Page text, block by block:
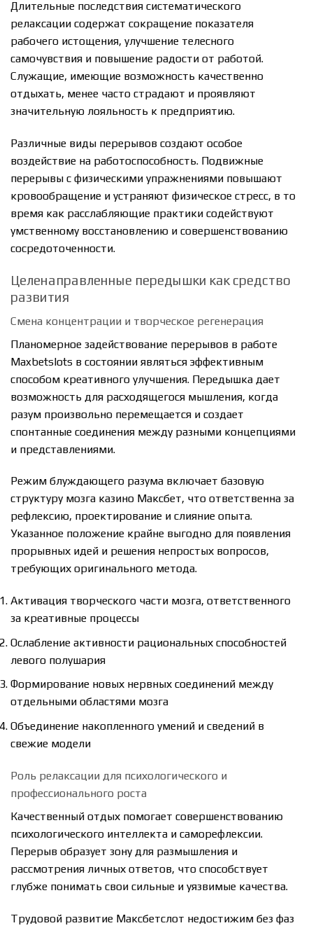
Длительные последствия систематического
релаксации содержат сокращение показателя
рабочего истощения, улучшение телесного
самочувствия и повышение радости от работой.
Служащие, имеющие возможность качественно
отдыхать, менее часто страдают и проявляют
значительную лояльность к предприятию.
Различные виды перерывов создают особое
воздействие на работоспособность. Подвижные
перерывы с физическими упражнениями повышают
кровообращение и устраняют физическое стресс, в то
время как расслабляющие практики содействуют
умственному восстановлению и совершенствованию
сосредоточенности.
Целенаправленные передышки как средство
развития
Смена концентрации и творческое регенерация
Планомерное задействование перерывов в работе
Maxbetslots в состоянии являться эффективным
способом креативного улучшения. Передышка дает
возможность для расходящегося мышления, когда
разум произвольно перемещается и создает
спонтанные соединения между разными концепциями
и представлениями.
Режим блуждающего разума включает базовую
структуру мозга казино Максбет, что ответственна за
рефлексию, проектирование и слияние опыта.
Указанное положение крайне выгодно для появления
прорывных идей и решения непростых вопросов,
требующих оригинального метода.
Активация творческого части мозга, ответственного
за креативные процессы
Ослабление активности рациональных способностей
левого полушария
Формирование новых нервных соединений между
отдельными областями мозга
Объединение накопленного умений и сведений в
свежие модели
Роль релаксации для психологического и
профессионального роста
Качественный отдых помогает совершенствованию
психологического интеллекта и саморефлексии.
Перерыв образует зону для размышления и
рассмотрения личных ответов, что способствует
глубже понимать свои сильные и уязвимые качества.
Трудовой развитие Максбетслот недостижим без фаз